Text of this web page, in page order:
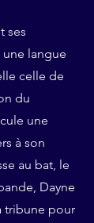
ses
langue
celle de
du
une
à son
au bat, le
Dayne
tribune pour